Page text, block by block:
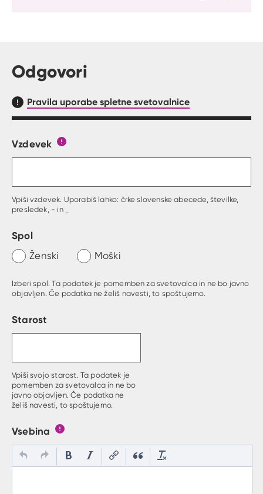
Odgovori
Pravila uporabe spletne svetovalnice
Obrazec, kjer lahko zastaviš vprašanje
Vzdevek
Vpiši vzdevek. Uporabiš lahko: črke slovenske abecede, številke,
presledek, - in _
Spol
Ženski Moški
Izberi spol. Ta podatek je pomemben za svetovalca in ne bo javno
objavljen. Če podatka ne želiš navesti, to spoštujemo.
Starost
Vpiši svojo starost. Ta podatek je
pomemben za svetovalca in ne bo
javno objavljen. Če podatka ne
želiš navesti, to spoštujemo.
Vsebina